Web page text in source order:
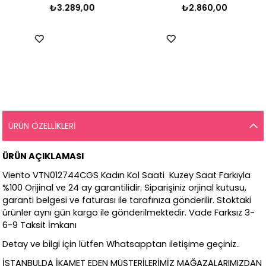
₺3.289,00 ₺2.860,00
ÜRÜN ÖZELLIKLERI
ÜRÜN AÇIKLAMASI
Viento VTN012744CGS Kadın Kol Saati Kuzey Saat Farkıyla
%100 Orijinal ve 24 ay garantilidir. Siparişiniz orjinal kutusu,
garanti belgesi ve faturası ile tarafınıza gönderilir. Stoktaki
ürünler aynı gün kargo ile gönderilmektedir. Vade Farksız 3-
6-9 Taksit İmkanı
Detay ve bilgi için lütfen Whatsapptan iletişime geçiniz..
İSTANBULDA İKAMET EDEN MÜŞTERİLERİMİZ MAĞAZALARIMIZDAN